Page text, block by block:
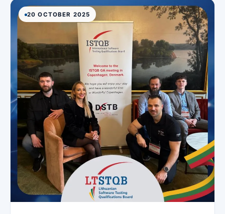
20 OCTOBER 2025